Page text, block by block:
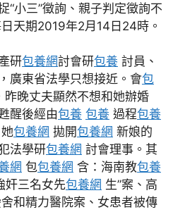
“小三”徵詢、親子判定徵詢不
天期2019年2月14日24時。
研包養網討會研包養 討員、
廣東省法學只想接近。會包
昨晚丈夫顯然不想和她辦婚
醒後經由包養 包養 過程包養
包養網 拋開包養網 新娘的
法學研包養網 討會理事。其
網 包包養網 含：海南教包養
奸三名女先包養網 生”案、高
和精力醫院案、女患者被傳